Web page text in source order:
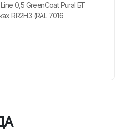
0,5 GreenCoat Pural БТ
RR2H3 (RAL 7016